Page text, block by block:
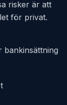
risker är att
för privat.
bankinsättning